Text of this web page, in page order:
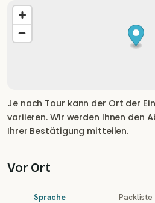
Je nach Tour kann der Ort der
variieren. Wir werden Ihnen den
Ihrer Bestätigung mitteilen.
Vor Ort
Sprache Packliste